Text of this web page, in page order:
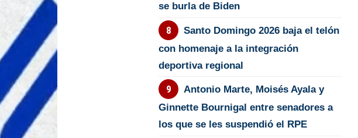
se burla de Biden
Santo Domingo 2026 baja el telón
con homenaje a la integración
deportiva regional
Antonio Marte, Moisés Ayala y
Ginnette Bournigal entre senadores a
los que se les suspendió el RPE